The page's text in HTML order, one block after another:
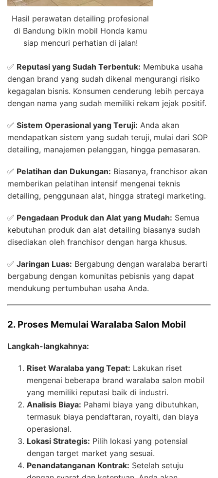
Hasil perawatan detailing profesional
di Bandung bikin mobil Honda kamu
siap mencuri perhatian di jalan!
✅ Reputasi yang Sudah Terbentuk: Membuka usaha
dengan brand yang sudah dikenal mengurangi risiko
kegagalan bisnis. Konsumen cenderung lebih percaya
dengan nama yang sudah memiliki rekam jejak positif.
✅ Sistem Operasional yang Teruji: Anda akan
mendapatkan sistem yang sudah teruji, mulai dari SOP
detailing, manajemen pelanggan, hingga pemasaran.
✅ Pelatihan dan Dukungan: Biasanya, franchisor akan
memberikan pelatihan intensif mengenai teknis
detailing, penggunaan alat, hingga strategi marketing.
✅ Pengadaan Produk dan Alat yang Mudah: Semua
kebutuhan produk dan alat detailing biasanya sudah
disediakan oleh franchisor dengan harga khusus.
✅ Jaringan Luas: Bergabung dengan waralaba berarti
bergabung dengan komunitas pebisnis yang dapat
mendukung pertumbuhan usaha Anda.
2. Proses Memulai Waralaba Salon Mobil
Langkah-langkahnya:
Riset Waralaba yang Tepat: Lakukan riset
mengenai beberapa brand waralaba salon mobil
yang memiliki reputasi baik di industri.
Analisis Biaya: Pahami biaya yang dibutuhkan,
termasuk biaya pendaftaran, royalti, dan biaya
operasional.
Lokasi Strategis: Pilih lokasi yang potensial
dengan target market yang sesuai.
Penandatanganan Kontrak: Setelah setuju